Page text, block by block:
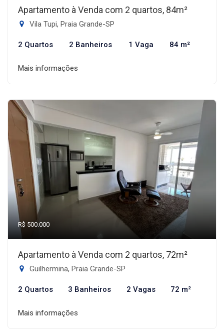
Apartamento à Venda com 2 quartos, 84m²
Vila Tupi, Praia Grande-SP
2 Quartos 2 Banheiros 1 Vaga 84 m²
Mais informações
R$ 500.000
Apartamento à Venda com 2 quartos, 72m²
Guilhermina, Praia Grande-SP
2 Quartos 3 Banheiros 2 Vagas 72 m²
Mais informações